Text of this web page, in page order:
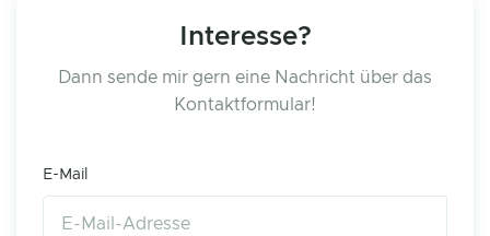
Interesse?
Dann sende mir gern eine Nachricht über das
Kontaktformular!
E-Mail